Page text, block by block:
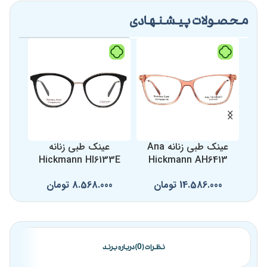
محصولات پیشنهادی
عینک طبی زنانه Ana
Hickmann AH6413
14.586.000 تومان
عینک طبی زنانه
Hickmann HI6133E
8.568.000 تومان
نظرات (0) درباره برند